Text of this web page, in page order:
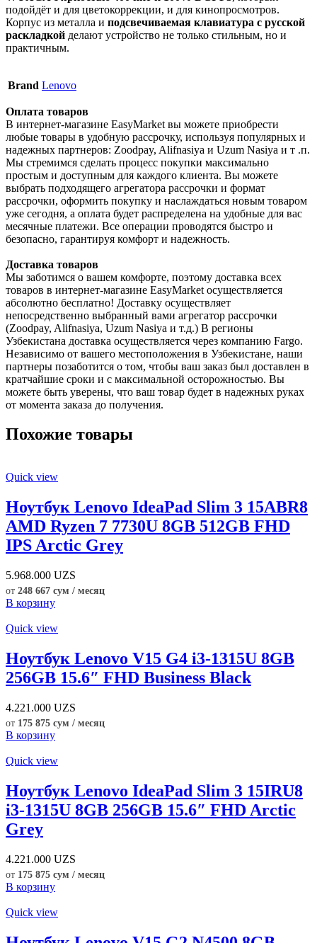
подойдёт и для цветокоррекции, и для кинопросмотров.
Корпус из металла и подсвечиваемая клавиатура с русской
раскладкой делают устройство не только стильным, но и
практичным.
Brand Lenovo
Оплата товаров
В интернет-магазине EasyMarket вы можете приобрести
любые товары в удобную рассрочку, используя популярных и
надежных партнеров: Zoodpay, Alifnasiya и Uzum Nasiya и т .п.
Мы стремимся сделать процесс покупки максимально
простым и доступным для каждого клиента. Вы можете
выбрать подходящего агрегатора рассрочки и формат
рассрочки, оформить покупку и наслаждаться новым товаром
уже сегодня, а оплата будет распределена на удобные для вас
месячные платежи. Все операции проводятся быстро и
безопасно, гарантируя комфорт и надежность.
Доставка товаров
Мы заботимся о вашем комфорте, поэтому доставка всех
товаров в интернет-магазине EasyMarket осуществляется
абсолютно бесплатно! Доставку осуществляет
непосредственно выбранный вами агрегатор рассрочки
(Zoodpay, Alifnasiya, Uzum Nasiya и т.д.) В регионы
Узбекистана доставка осуществляется через компанию Fargo.
Независимо от вашего местоположения в Узбекистане, наши
партнеры позаботится о том, чтобы ваш заказ был доставлен в
кратчайшие сроки и с максимальной осторожностью. Вы
можете быть уверены, что ваш товар будет в надежных руках
от момента заказа до получения.
Похожие товары
Quick view
Ноутбук Lenovo IdeaPad Slim 3 15ABR8
AMD Ryzen 7 7730U 8GB 512GB FHD
IPS Arctic Grey
5.968.000 UZS
от 248 667 сум / месяц
В корзину
Quick view
Ноутбук Lenovo V15 G4 i3-1315U 8GB
256GB 15.6″ FHD Business Black
4.221.000 UZS
от 175 875 сум / месяц
В корзину
Quick view
Ноутбук Lenovo IdeaPad Slim 3 15IRU8
i3-1315U 8GB 256GB 15.6″ FHD Arctic
Grey
4.221.000 UZS
от 175 875 сум / месяц
В корзину
Quick view